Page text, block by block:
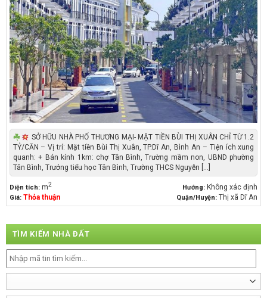
SỞ HỮU NHÀ PHỐ THƯƠNG MẠI- MẶT TIỀN BÙI THỊ XUÂN CHỈ TỪ 1.2
TỶ/CĂN – Vị trí: Mặt tiền Bùi Thị Xuân, TP.Dĩ An, Bình An – Tiện ích xung
quanh: + Bán kính 1km: chợ Tân Bình, Trường mầm non, UBND phường
Tân Bình, Trưởng tiểu học Tân Bình, Trường THCS Nguyễn [...]
Diện tích:m2 Hướng: Không xác định
Giá:Thỏa thuận Quận/Huyện: Thị xã Dĩ An
TÌM KIẾM NHÀ ĐẤT